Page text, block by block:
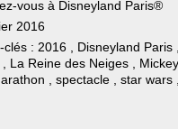
vous à Disneyland Paris®
2016
: 2016 , Disneyland
La Reine des Neiges ,
, spectacle , star wars